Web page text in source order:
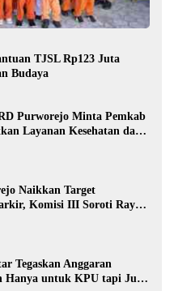
TJSL Rp123 Juta
Budaya
Purworejo Minta Pemkab
Layanan Kesehatan dan
Naikkan Target
Komisi III Soroti Rayon
Tegaskan Anggaran
Hanya untuk KPU tapi Juga